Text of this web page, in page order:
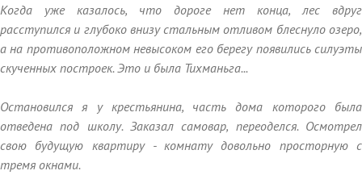
Когда уже казалось, что дороге нет конца, лес вдруг
расступился и глубоко внизу стальным отливом блеснуло озеро,
а на противоположном невысоком его берегу появились силуэты
скученных построек. Это и была Тихманьга...
Остановился я у крестьянина, часть дома которого была
отведена под школу. Заказал самовар, переоделся. Осмотрел
свою будущую квартиру - комнату довольно просторную с
тремя окнами.